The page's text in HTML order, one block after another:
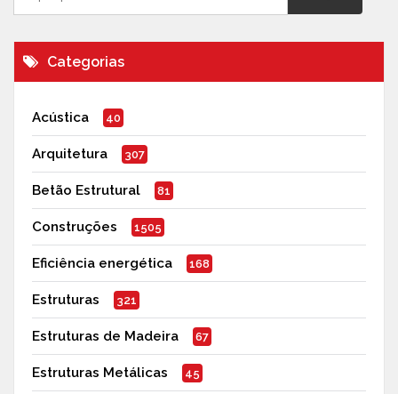
Categorias
Acústica 40
Arquitetura 307
Betão Estrutural 81
Construções 1505
Eficiência energética 168
Estruturas 321
Estruturas de Madeira 67
Estruturas Metálicas 45